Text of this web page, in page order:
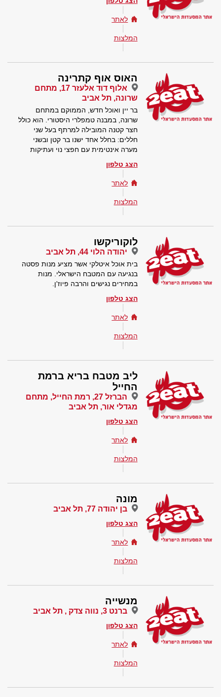
לאתר
המלצות
האוס אוף קתרינה
אלוף דוד אלעזר 17, מתחם
שרונה, תל אביב
בר יין ואוכל חדש, הממוקם במתחם
שרונה, במבנה טמפלרי היסטורי. הוא כולל
חצר קטנה המובילה למרתף בעל שני
חללים: בחלל אחד ישנו בר קטן ובשני
מערה אינטימית עם חפצי נוי ועתיקות
הצג טלפון
לאתר
המלצות
לוקוריקשו
יהודה הלוי 44, תל אביב
בית אוכל איטלקי אשר מציע מנות פסטה
בנגיעה עם המטבח הישראלי. מנות
במחירים נגישים והרבה פיוז'ן.
הצג טלפון
לאתר
המלצות
ליב מטבח בריא ברמת
החייל
הברזל 27, רמת החייל, מתחם
מגדלי אור, תל אביב
הצג טלפון
לאתר
המלצות
מונה
בן יהודה 77, תל אביב
הצג טלפון
לאתר
המלצות
מנשייה
ברנט 3, נווה צדק , תל אביב
הצג טלפון
לאתר
המלצות